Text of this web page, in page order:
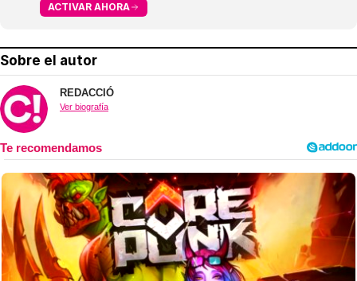
ACTIVAR AHORA
Sobre el autor
REDACCIÓ
Ver biografía